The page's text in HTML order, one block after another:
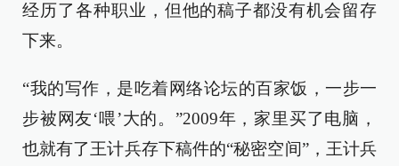
经历了各种职业，但他的稿子都没有机会留存
下来。
“我的写作，是吃着网络论坛的百家饭，一步一
步被网友‘喂’大的。”2009年，家里买了电脑，
也就有了王计兵存下稿件的“秘密空间”，王计兵